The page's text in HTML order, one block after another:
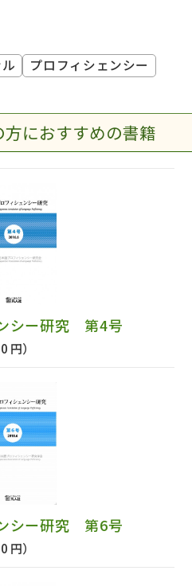
プロフィシェンシー
におすすめの書籍
シー研究 第4号
円）
シー研究 第6号
円）